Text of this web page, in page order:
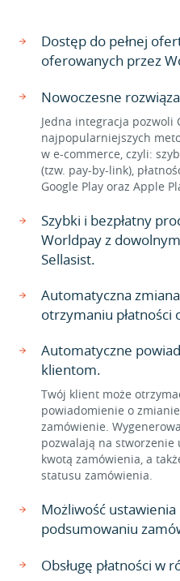
Dostęp do pełnej
oferowanych przez
Nowoczesne
Jedna integracja
najpopularniejszych
w e-commerce, czyli:
(tzw. pay-by-link),
Google Play oraz Apple
Szybki i bezpłatny
Worldpay z
Sellasist.
Automatyczna
otrzymaniu płatności
Automatyczne
klientom.
Twój klient może
powiadomienie o
zamówienie.
pozwalają na stworzenie
kwotą zamówienia, a
statusu zamówienia.
Możliwość
podsumowaniu
Obsługę płatności w